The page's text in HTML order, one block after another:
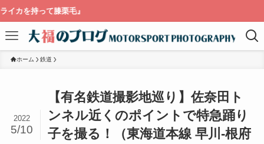
』
ホーム 鉄道
【有名鉄道撮影地巡り】佐奈田ト
ンネル近くのポイントで特急踊り
子を撮る！（東海道本線 早川-根府
2022
5/10